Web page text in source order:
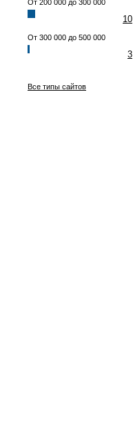
От 200 000 до 300 000
10
От 300 000 до 500 000
3
Все типы сайтов